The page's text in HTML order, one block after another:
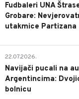
Fudbaleri UNA
Grobare:
utakmice Partizana
22.07.2026.
Navijači pucali na
Argentincima:
bolnicu